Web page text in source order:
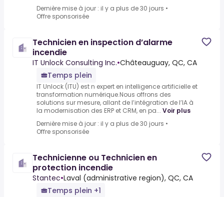
Dernière mise à jour : il y a plus de 30 jours •
Offre sponsorisée
Technicien en inspection d’alarme
incendie
IT Unlock Consulting Inc.•Châteauguay, QC, CA
Temps plein
IT Unlock (ITU) est n expert en intelligence artificielle et
transformation numérique.Nous offrons des
solutions sur mesure, allant de l’intégration de l’IA à
la modernisation des ERP et CRM, en pa... Voir plus
Dernière mise à jour : il y a plus de 30 jours •
Offre sponsorisée
Technicienne ou Technicien en
protection incendie
Stantec•Laval (administrative region), QC, CA
Temps plein +1